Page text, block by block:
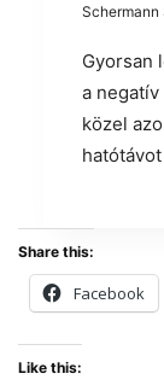
Schermann
Gyorsan
a
közel
hatótávot
Share this:
Facebook
Like this: